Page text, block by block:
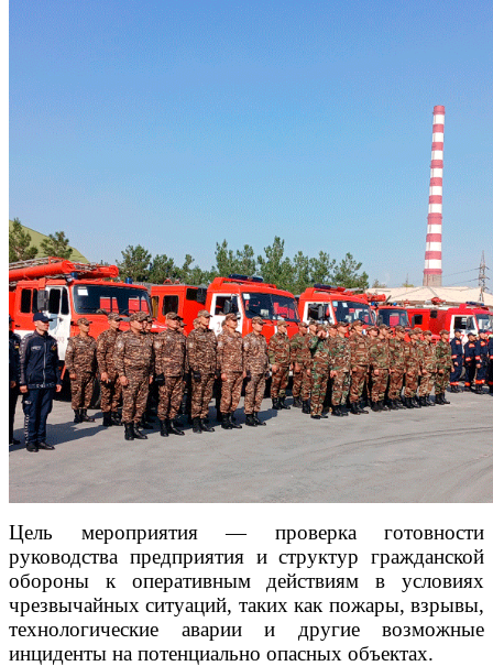
Цель мероприятия — проверка готовности
руководства предприятия и структур гражданской
обороны к оперативным действиям в условиях
чрезвычайных ситуаций, таких как пожары, взрывы,
технологические аварии и другие возможные
инциденты на потенциально опасных объектах.